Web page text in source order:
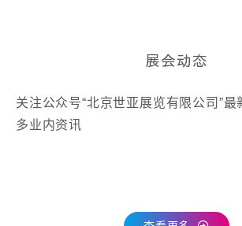
展会动态
关注公众号“北京世亚展览有限公司”最
多业内资讯